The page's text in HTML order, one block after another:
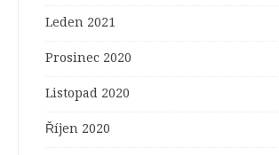
Leden 2021
Prosinec 2020
Listopad 2020
Říjen 2020